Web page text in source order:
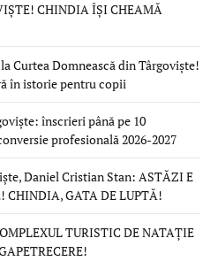
CHINDIA ÎȘI CHEAMĂ
Curtea Domnească din Târgoviște!
în istorie pentru copii
înscrieri până pe 10
profesională 2026-2027
Daniel Cristian Stan: ASTĂZI E
CHINDIA, GATA DE LUPTĂ!
TURISTIC DE NATAȚIE